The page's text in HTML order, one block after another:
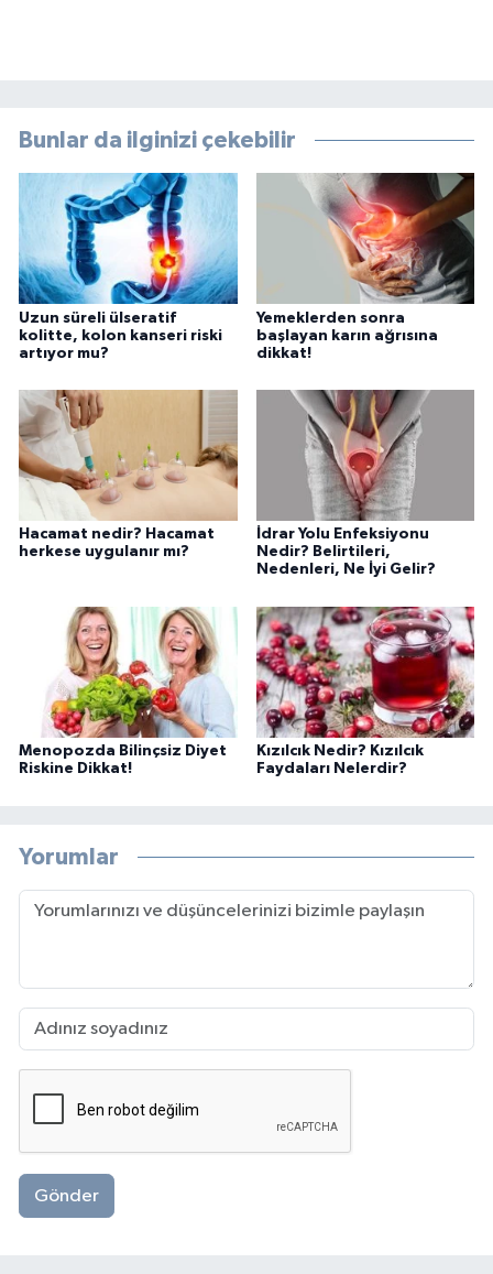
Bunlar da ilginizi çekebilir
Uzun süreli ülseratif
kolitte, kolon kanseri riski
artıyor mu?
Yemeklerden sonra
başlayan karın ağrısına
dikkat!
Hacamat nedir? Hacamat
herkese uygulanır mı?
İdrar Yolu Enfeksiyonu
Nedir? Belirtileri,
Nedenleri, Ne İyi Gelir?
Menopozda Bilinçsiz Diyet
Riskine Dikkat!
Kızılcık Nedir? Kızılcık
Faydaları Nelerdir?
Yorumlar
Gönder